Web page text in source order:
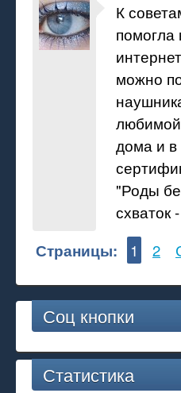
К
помогла
можно
любимой
дома и
"Роды
схваток
Страницы:
1 2
Соц кнопки
Статистика